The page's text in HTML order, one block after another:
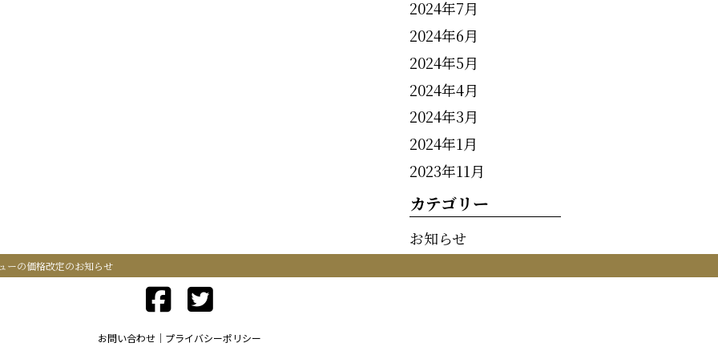
2024年7月
2024年6月
2024年5月
2024年4月
2024年3月
2024年1月
2023年11月
カテゴリー
お知らせ
ーの価格改定のお知らせ
お問い合わせ プライバシーポリシー